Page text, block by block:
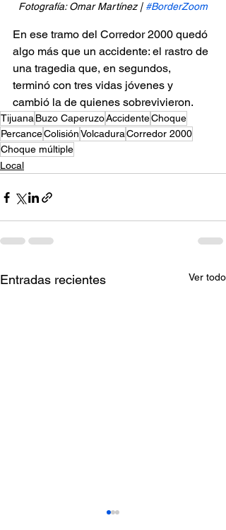
Fotografía: Omar Martínez | #BorderZoom
En ese tramo del Corredor 2000 quedó
algo más que un accidente: el rastro de
una tragedia que, en segundos,
terminó con tres vidas jóvenes y
cambió la de quienes sobrevivieron.
TijuanaBuzo CaperuzoAccidenteChoque
PercanceColisiónVolcaduraCorredor 2000
Choque múltiple
Local
Entradas recientes Ver todo